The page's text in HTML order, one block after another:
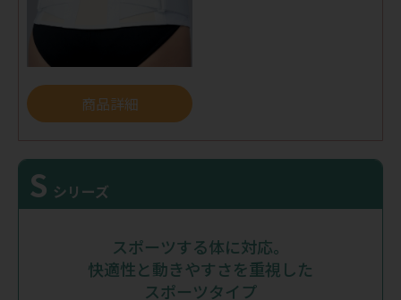
商品詳細
S シリーズ
スポーツする体に対応。
快適性と動きやすさを重視した
スポーツタイプ